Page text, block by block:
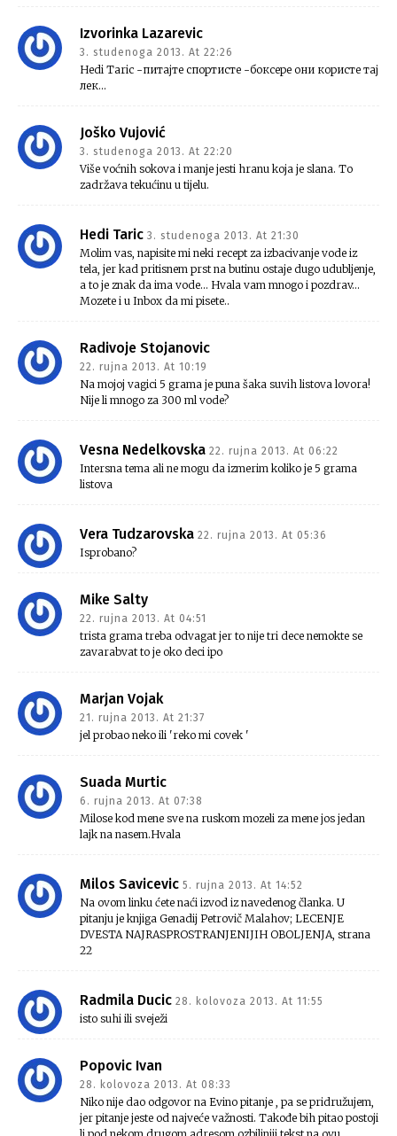
Izvorinka Lazarevic
3. studenoga 2013. At 22:26
Hedi Taric -питајте спортисте -боксере они користе тај
лек…
Joško Vujović
3. studenoga 2013. At 22:20
Više voćnih sokova i manje jesti hranu koja je slana. To
zadržava tekućinu u tijelu.
Hedi Taric 3. studenoga 2013. At 21:30
Molim vas, napisite mi neki recept za izbacivanje vode iz
tela, jer kad pritisnem prst na butinu ostaje dugo udubljenje,
a to je znak da ima vode… Hvala vam mnogo i pozdrav…
Mozete i u Inbox da mi pisete..
Radivoje Stojanovic
22. rujna 2013. At 10:19
Na mojoj vagici 5 grama je puna šaka suvih listova lovora!
Nije li mnogo za 300 ml vode?
Vesna Nedelkovska 22. rujna 2013. At 06:22
Intersna tema ali ne mogu da izmerim koliko je 5 grama
listova
Vera Tudzarovska 22. rujna 2013. At 05:36
Isprobano?
Mike Salty
22. rujna 2013. At 04:51
trista grama treba odvagat jer to nije tri dece nemokte se
zavarabvat to je oko deci ipo
Marjan Vojak
21. rujna 2013. At 21:37
jel probao neko ili 'reko mi covek '
Suada Murtic
6. rujna 2013. At 07:38
Milose kod mene sve na ruskom mozeli za mene jos jedan
lajk na nasem.Hvala
Milos Savicevic 5. rujna 2013. At 14:52
Na ovom linku ćete naći izvod iz navedenog članka. U
pitanju je knjiga Genadij Petrovič Malahov; LECENJE
DVESTA NAJRASPROSTRANJENIJIH OBOLJENJA, strana
22
Radmila Ducic 28. kolovoza 2013. At 11:55
isto suhi ili sveježi
Popovic Ivan
28. kolovoza 2013. At 08:33
Niko nije dao odgovor na Evino pitanje , pa se pridružujem,
jer pitanje jeste od najveće važnosti. Takođe bih pitao postoji